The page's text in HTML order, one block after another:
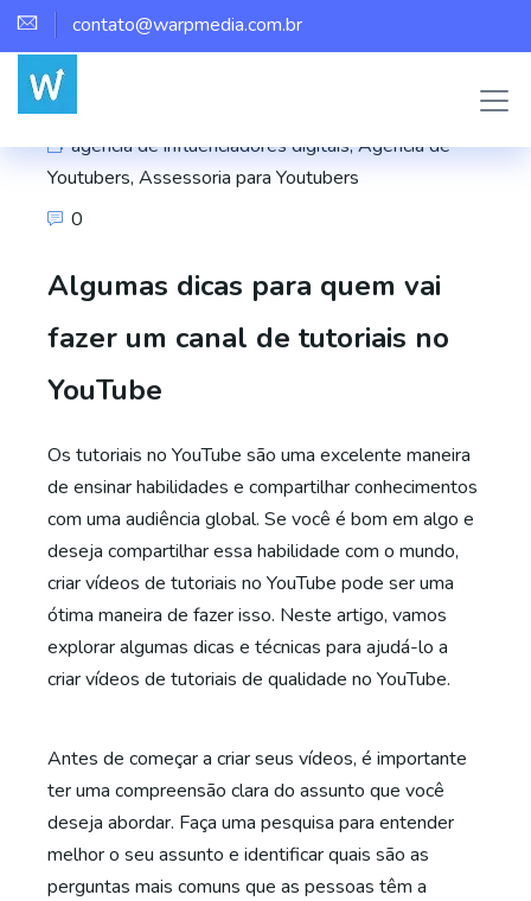
contato@warpmedia.com.br
agência de influenciadores digitais,Agência de
Youtubers, Assessoria para Youtubers
0
Algumas dicas para quem vai
fazer um canal de tutoriais no
YouTube
Os tutoriais no YouTube são uma excelente maneira
de ensinar habilidades e compartilhar conhecimentos
com uma audiência global. Se você é bom em algo e
deseja compartilhar essa habilidade com o mundo,
criar vídeos de tutoriais no YouTube pode ser uma
ótima maneira de fazer isso. Neste artigo, vamos
explorar algumas dicas e técnicas para ajudá-lo a
criar vídeos de tutoriais de qualidade no YouTube.
Antes de começar a criar seus vídeos, é importante
ter uma compreensão clara do assunto que você
deseja abordar. Faça uma pesquisa para entender
melhor o seu assunto e identificar quais são as
perguntas mais comuns que as pessoas têm a